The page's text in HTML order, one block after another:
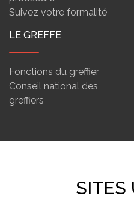
Suivez votre formalité
LE GREFFE
Fonctions du greffier
Conseil national des
greffiers
SITES